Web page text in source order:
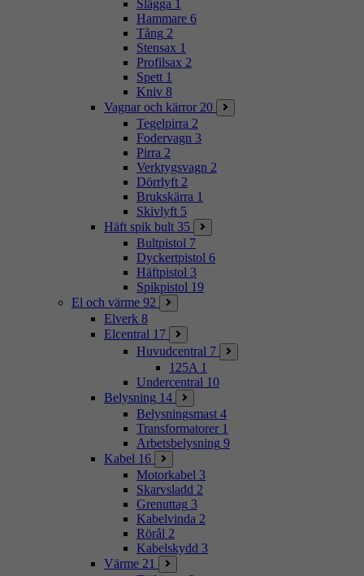
Slägga 1
Hammare 6
Tång 2
Stensax 1
Profilsax 2
Spett 1
Kniv 8
Vagnar och kärror 20
Tegelpirra 2
Fodervagn 3
Pirra 2
Verktygsvagn 2
Dörrlyft 2
Brukskärra 1
Skivlyft 5
Häft spik bult 35
Bultpistol 7
Dyckertpistol 6
Häftpistol 3
Spikpistol 19
El och värme 92
Elverk 8
Elcentral 17
Huvudcentral 7
125A 1
Undercentral 10
Belysning 14
Belysningsmast 4
Transformatorer 1
Arbetsbelysning 9
Kabel 16
Motorkabel 3
Skarvsladd 2
Grenuttag 3
Kabelvinda 2
Rörål 2
Kabelskydd 3
Värme 21